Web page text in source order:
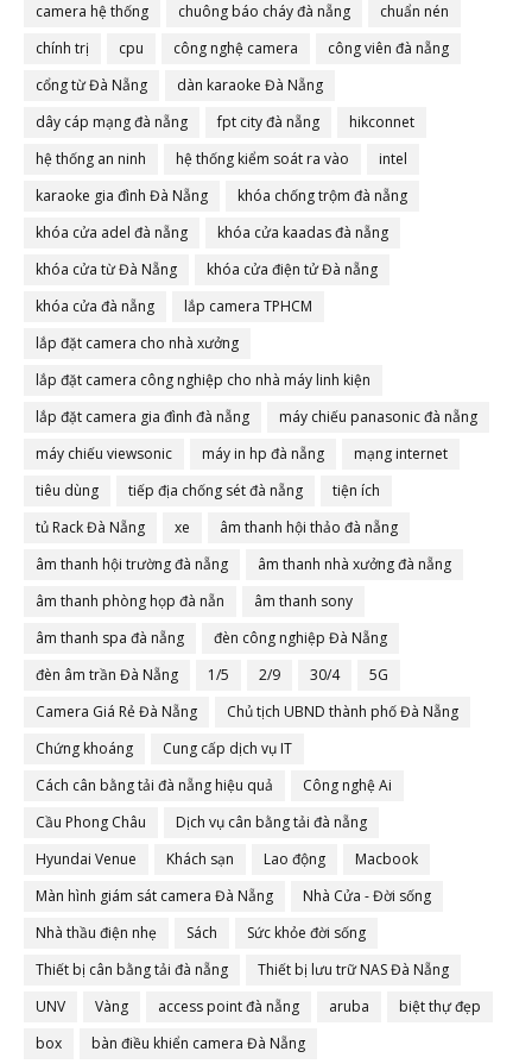
camera hệ thống
chuông báo cháy đà nẵng
chuẩn nén
chính trị
cpu công nghệ camera
công viên đà nẵng
cổng từ Đà Nẵng
dàn karaoke Đà Nẵng
dây cáp mạng đà nẵng
fpt city đà nẵng
hikconnet
hệ thống an ninh
hệ thống kiểm soát ra vào
intel
karaoke gia đình Đà Nẵng
khóa chống trộm đà nẵng
khóa cửa adel đà nẵng
khóa cửa kaadas đà nẵng
khóa cửa từ Đà Nẵng
khóa cửa điện tử Đà nẵng
khóa cửa đà nẵng
lắp camera TPHCM
lắp đặt camera cho nhà xưởng
lắp đặt camera công nghiệp cho nhà máy linh kiện
lắp đặt camera gia đình đà nẵng
máy chiếu panasonic đà nẵng
máy chiếu viewsonic
máy in hp đà nẵng
mạng internet
tiêu dùng
tiếp địa chống sét đà nẵng
tiện ích
tủ Rack Đà Nẵng
xe
âm thanh hội thảo đà nẵng
âm thanh hội trường đà nẵng
âm thanh nhà xưởng đà nẵng
âm thanh phòng họp đà nẵn
âm thanh sony
âm thanh spa đà nẵng
đèn công nghiệp Đà Nẵng
đèn âm trần Đà Nẵng
1/5 2/9 30/4
5G
Camera Giá Rẻ Đà Nẵng
Chủ tịch UBND thành phố Đà Nẵng
Chứng khoáng
Cung cấp dịch vụ IT
Cách cân bằng tải đà nẵng hiệu quả
Công nghệ Ai
Cầu Phong Châu
Dịch vụ cân bằng tải đà nẵng
Hyundai Venue
Khách sạn Lao động
Macbook
Màn hình giám sát camera Đà Nẵng
Nhà Cửa - Đời sống
Nhà thầu điện nhẹ
Sách
Sức khỏe đời sống
Thiết bị cân bằng tải đà nẵng
Thiết bị lưu trữ NAS Đà Nẵng
UNV
Vàng access point đà nẵng aruba
biệt thự đẹp
box
bàn điều khiển camera Đà Nẵng